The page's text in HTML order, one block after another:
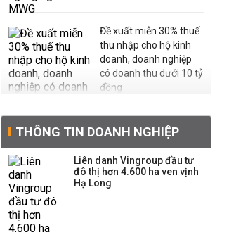
Đề xuất miễn 30% thuế
thu nhập cho hộ kinh
doanh, doanh nghiệp
có doanh thu dưới 10 tỷ
đồng
gần 500 triệu cổ phiếu,
tăng vốn lên gần
77.800 tỷ
THÔNG TIN DOANH NGHIỆP
Liên danh Vingroup đầu tư
đô thị hơn 4.600 ha ven vịnh
Hạ Long